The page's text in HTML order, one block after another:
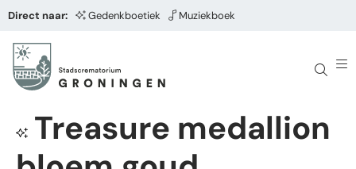
Direct naar: Gedenkboetiek Muziekboek
Treasure medallion